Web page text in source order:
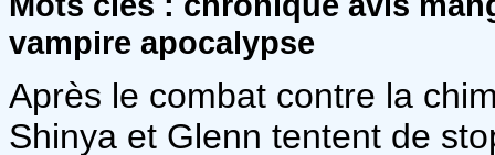
vampire apocalypse
Après le combat contre la
Shinya et Glenn tentent de